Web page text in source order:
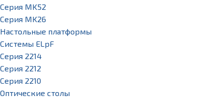
Серия MK52
Серия MK26
Настольные платформы
Системы ELpF
Серия 2214
Серия 2212
Серия 2210
Оптические столы